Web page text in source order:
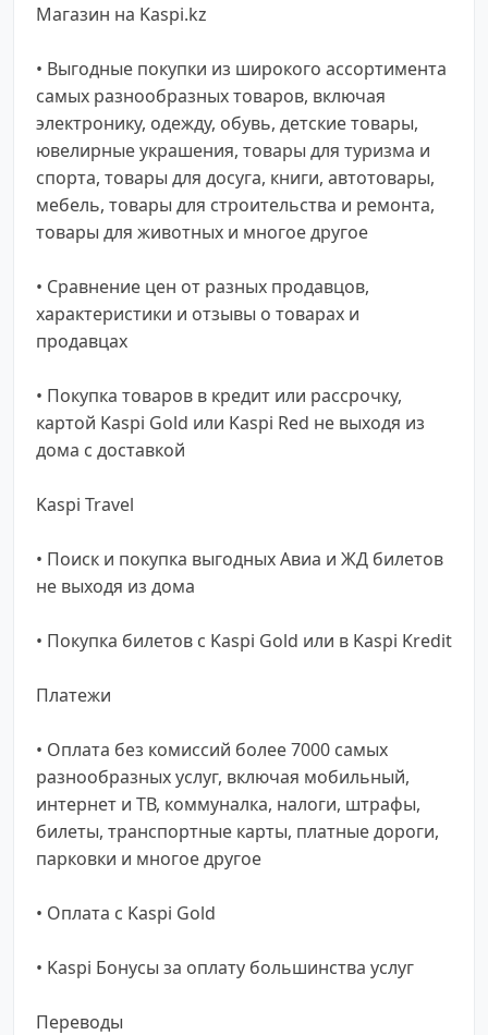
Магазин на Kaspi.kz
• Выгодные покупки из широкого ассортимента
самых разнообразных товаров, включая
электронику, одежду, обувь, детские товары,
ювелирные украшения, товары для туризма и
спорта, товары для досуга, книги, автотовары,
мебель, товары для строительства и ремонта,
товары для животных и многое другое
• Сравнение цен от разных продавцов,
характеристики и отзывы о товарах и
продавцах
• Покупка товаров в кредит или рассрочку,
картой Kaspi Gold или Kaspi Red не выходя из
дома с доставкой
Kaspi Travel
• Поиск и покупка выгодных Авиа и ЖД билетов
не выходя из дома
• Покупка билетов с Kaspi Gold или в Kaspi Kredit
Платежи
• Оплата без комиссий более 7000 самых
разнообразных услуг, включая мобильный,
интернет и ТВ, коммуналка, налоги, штрафы,
билеты, транспортные карты, платные дороги,
парковки и многое другое
• Оплата с Kaspi Gold
• Kaspi Бонусы за оплату большинства услуг
Переводы